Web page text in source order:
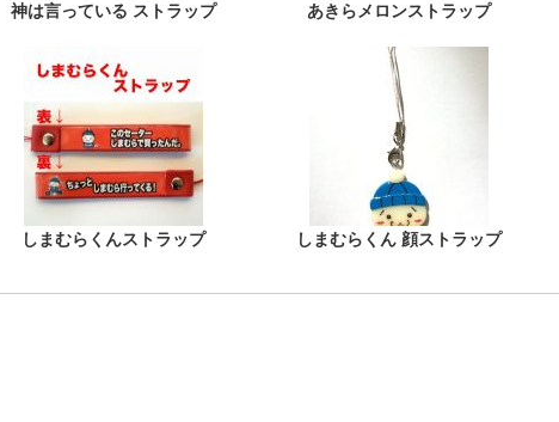
神は言っている ストラップ あきらメロンストラップ
しまむらくんストラップ しまむらくん 顔ストラップ